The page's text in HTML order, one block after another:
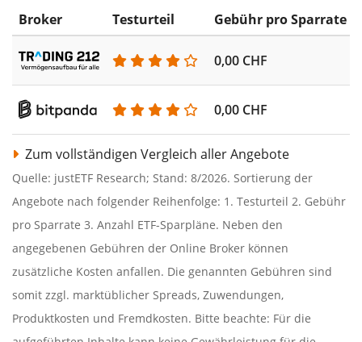
Broker Testurteil Gebühr pro Sparrate
0,00 CHF
0,00 CHF
Zum vollständigen Vergleich aller Angebote
Quelle: justETF Research; Stand: 8/2026. Sortierung der
Angebote nach folgender Reihenfolge: 1. Testurteil 2. Gebühr
pro Sparrate 3. Anzahl ETF-Sparpläne. Neben den
angegebenen Gebühren der Online Broker können
zusätzliche Kosten anfallen. Die genannten Gebühren sind
somit zzgl. marktüblicher Spreads, Zuwendungen,
Produktkosten und Fremdkosten. Bitte beachte: Für die